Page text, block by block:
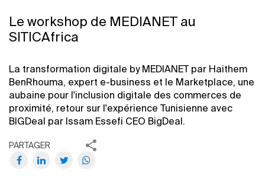
Le workshop de MEDIANET au
SITICAfrica
La transformation digitale by MEDIANET par Haithem
BenRhouma, expert e-business et le Marketplace, une
aubaine pour l'inclusion digitale des commerces de
proximité, retour sur l'expérience Tunisienne avec
BIGDeal par Issam Essefi CEO BigDeal.
PARTAGER